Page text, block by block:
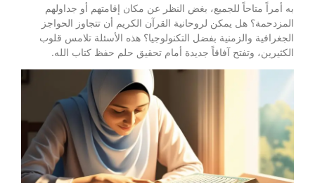
به أمراً متاحاً للجميع، بغض النظر عن مكان إقامتهم أو جداولهم
المزدحمة؟ هل يمكن لروحانية القرآن الكريم أن تتجاوز الحواجز
الجغرافية والزمنية بفضل التكنولوجيا؟ هذه الأسئلة تلامس قلوب
الكثيرين، وتفتح آفاقاً جديدة أمام تحقيق حلم حفظ كتاب الله.